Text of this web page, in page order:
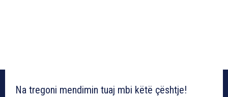
Na tregoni mendimin tuaj mbi këtë çështje!